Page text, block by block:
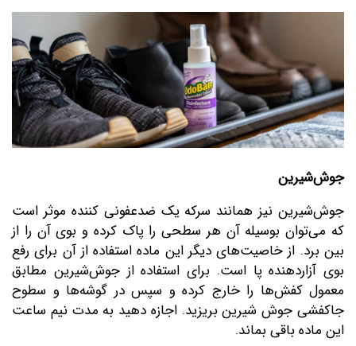
جوش‌شیرین
جوش‌شیرین نیز همانند سرکه یک ضدعفونی کننده موثر است
که می‌توان بوسیله آن هر سطحی را پاک کرده و بوی آن را از
بین برد. از خاصیت‌های دیگر این ماده استفاده از آن برای رفع
بوی آزاردهنده پا است. برای استفاده از جوش‌شیرین مطابق
معمول کفش‌ها را خارج کرده و سپس در گوشه‌ها و سطوح
جاکفشی جوش شیرین بریزید. اجازه دهید به مدت نیم ساعت
این ماده باقی بماند.